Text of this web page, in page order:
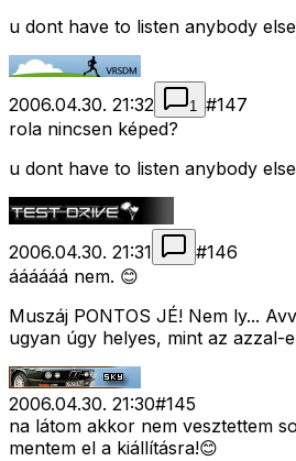
u dont have to listen anybody
2006.04.30. 21:32 1 #147
rola nincsen képed?
u dont have to listen anybody
2006.04.30. 21:31 #146
áááááá nem. 😊
Muszáj PONTOS JÉ! Nem ly...
ugyan úgy helyes, mint az azzal-
2006.04.30. 21:30#145
na látom akkor nem vesztettem
mentem el a kiállításra!😊